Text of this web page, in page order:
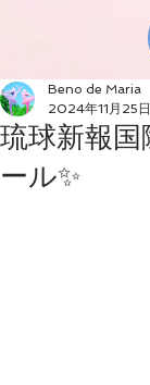
琉球新報
ール✨
Beno de Maria
2024年11月25日